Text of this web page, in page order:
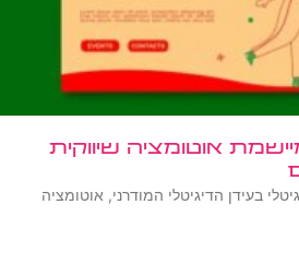
אוטומציה שיווקית
בעידן הדיגיטלי המודרני, אוטומציה